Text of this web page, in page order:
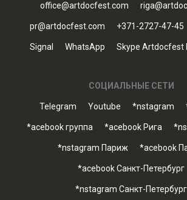
office@artdocfest.com
pr@artdocfest.com +371-2727-47-45
Signal WhatsApp Skype Artdocfest
СОЦИАЛЬНЫЕ СЕТИ
Telegram Youtube *nstagram
*acebook группа *acebook Рига
*nstagram Париж *acebook
*acebook Санкт-Петербург
*nstagram Санкт-Петербург